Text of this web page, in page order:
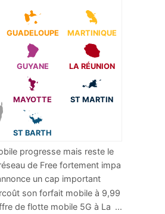
GUADELOUPE MARTINIQUE
GUYANE LA RÉUNION
MAYOTTE ST MARTIN
ST BARTH
progresse mais reste le
...
de Free fortement impa
un cap important
...
son forfait mobile à 9,99
de flotte mobile 5G à La ...